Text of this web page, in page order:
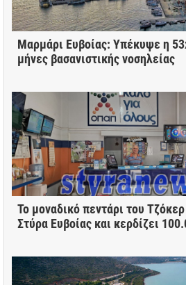
Μαρμάρι Ευβοίας: Υπέκυψε η
μήνες βασανιστικής νοσηλείας
Το μοναδικό πεντάρι του
Στύρα Ευβοίας και κερδίζει